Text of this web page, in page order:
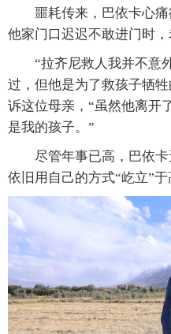
噩耗传来，巴依卡心痛
他家门口迟迟不敢进门时
“拉齐尼救人我并不意
过，但他是为了救孩子牺
诉这位母亲，“虽然他离开
是我的孩子。”
尽管年事已高，巴依卡
依旧用自己的方式“屹立”于